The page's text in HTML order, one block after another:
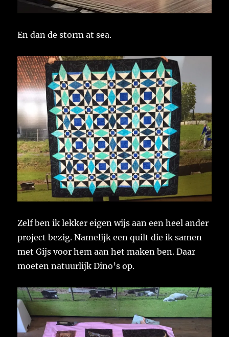
En dan de storm at sea.
Zelf ben ik lekker eigen wijs aan een heel ander
project bezig. Namelijk een quilt die ik samen
met Gijs voor hem aan het maken ben. Daar
moeten natuurlijk Dino’s op.